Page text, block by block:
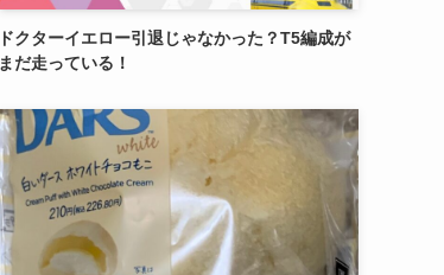
ドクターイエロー引退じゃなかった？T5編成が
まだ走っている！